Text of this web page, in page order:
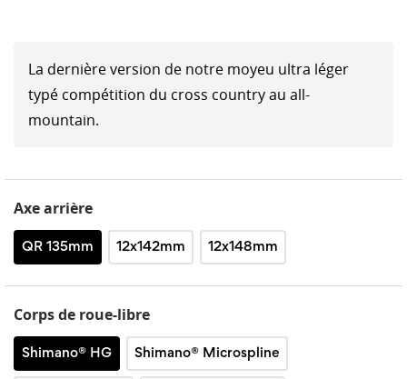
La dernière version de notre moyeu ultra léger
typé compétition du cross country au all-
mountain.
Axe arrière
QR 135mm 12x142mm 12x148mm
Corps de roue-libre
Shimano® HG Shimano® Microspline